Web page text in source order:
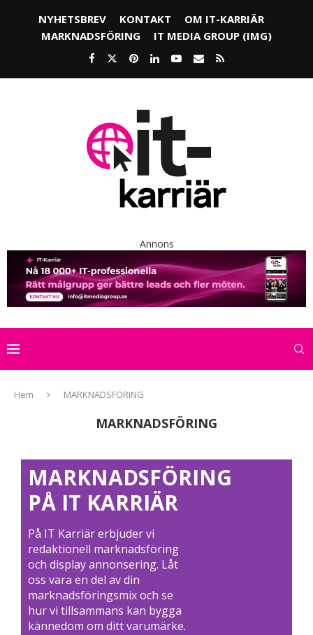
NYHETSBREV KONTAKT
OM IT-KARRIÄR
MARKNADSFÖRING
IT MEDIA GROUP (IMG)
Annons
Hem MARKNADSFÖRING
MARKNADSFÖRING
MARKNADSFÖRING
PÅ IT KARRIÄR
På IT Karriär erbjuder vi
redaktionell marknadsföring
och display annonsering. Låt
oss vara en del av din
marknadsföringsmix och se
hur vi tillsammans kan bygga
kännedom om ditt varumärke.